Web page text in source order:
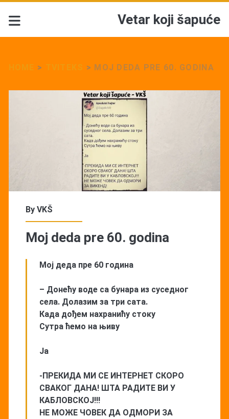
Vetar koji šapuće
> > MOJ DEDA PRE 60. GODINA
By VKŠ
Moj deda pre 60. godina
Мој деда пре 60 година
– Донећу воде са бунара из суседног
села. Долазим за три сата.
Када дођем нахранићу стоку
Сутра ћемо на њиву
Ја
-ПРЕКИДА МИ СЕ ИНТЕРНЕТ СКОРО
СВАКОГ ДАНА! ШТА РАДИТЕ ВИ У
КАБЛОВСКОЈ!!!
НЕ МОЖЕ ЧОВЕК ДА ОДМОРИ ЗА